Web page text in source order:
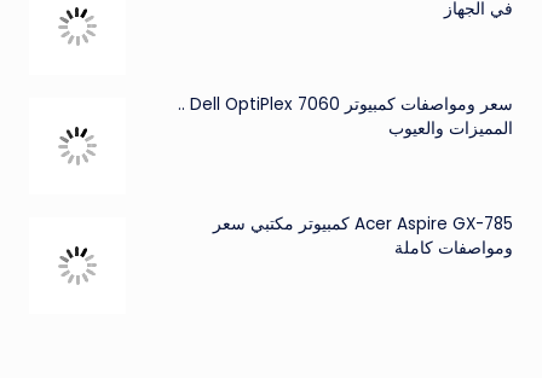
في الجهاز
سعر ومواصفات كمبيوتر Dell OptiPlex 7060 ..
المميزات والعيوب
Acer Aspire GX-785 كمبيوتر مكتبي سعر
ومواصفات كاملة